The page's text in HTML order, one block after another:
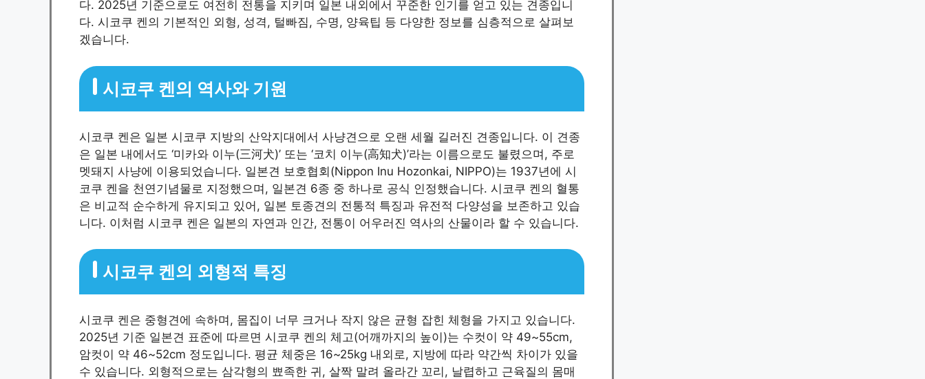
다. 2025년 기준으로도 여전히 전통을 지키며 일본 내외에서 꾸준한 인기를 얻고 있는 견종입니
다. 시코쿠 켄의 기본적인 외형, 성격, 털빠짐, 수명, 양육팁 등 다양한 정보를 심층적으로 살펴보
겠습니다.
시코쿠 켄의 역사와 기원
시코쿠 켄은 일본 시코쿠 지방의 산악지대에서 사냥견으로 오랜 세월 길러진 견종입니다. 이 견종
은 일본 내에서도 ‘미카와 이누(三河犬)’ 또는 ‘코치 이누(高知犬)’라는 이름으로도 불렸으며, 주로
멧돼지 사냥에 이용되었습니다. 일본견 보호협회(Nippon Inu Hozonkai, NIPPO)는 1937년에 시
코쿠 켄을 천연기념물로 지정했으며, 일본견 6종 중 하나로 공식 인정했습니다. 시코쿠 켄의 혈통
은 비교적 순수하게 유지되고 있어, 일본 토종견의 전통적 특징과 유전적 다양성을 보존하고 있습
니다. 이처럼 시코쿠 켄은 일본의 자연과 인간, 전통이 어우러진 역사의 산물이라 할 수 있습니다.
시코쿠 켄의 외형적 특징
시코쿠 켄은 중형견에 속하며, 몸집이 너무 크거나 작지 않은 균형 잡힌 체형을 가지고 있습니다.
2025년 기준 일본견 표준에 따르면 시코쿠 켄의 체고(어깨까지의 높이)는 수컷이 약 49~55cm,
암컷이 약 46~52cm 정도입니다. 평균 체중은 16~25kg 내외로, 지방에 따라 약간씩 차이가 있을
수 있습니다. 외형적으로는 삼각형의 뾰족한 귀, 살짝 말려 올라간 꼬리, 날렵하고 근육질의 몸매